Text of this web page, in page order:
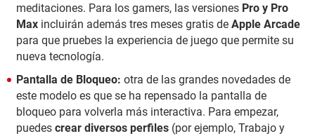
meditaciones. Para los gamers, las versiones Pro y Pro
Max incluirán además tres meses gratis de Apple Arcade
para que pruebes la experiencia de juego que permite su
nueva tecnología.
Pantalla de Bloqueo: otra de las grandes novedades de
este modelo es que se ha repensado la pantalla de
bloqueo para volverla más interactiva. Para empezar,
puedes crear diversos perfiles (por ejemplo, Trabajo y